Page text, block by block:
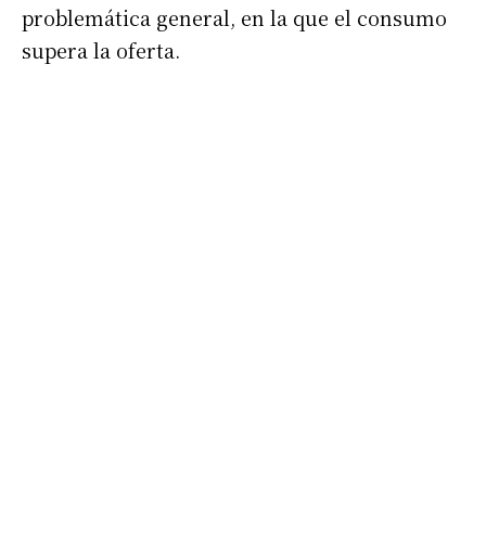
problemática general, en la que el consumo
supera la oferta.